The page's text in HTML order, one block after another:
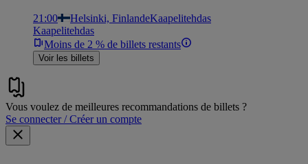
21:00 Helsinki, FinlandeKaapelitehdas
Kaapelitehdas
Moins de 2 % de billets restants
Voir les billets
Vous voulez de meilleures recommandations de billets ?
Se connecter / Créer un compte